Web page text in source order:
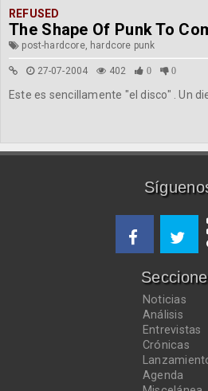
REFUSED
The Shape Of Punk To
post-hardcore, hardcore punk
27-07-2004 402 0 0
Este es sencillamente "el disco" . Un
Noticias
Análisis
Entrevistas
Crónicas
Agenda